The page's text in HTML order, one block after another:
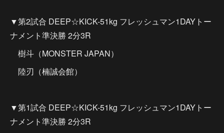
▼第2試合 DEEP☆KICK-51kg フレッシュマン1DAYトー
ナメント準決勝 2分3R
樹斗（MONSTER JAPAN）
陸刃（楠誠会館）
▼第1試合 DEEP☆KICK-51kg フレッシュマン1DAYトー
ナメント準決勝 2分3R